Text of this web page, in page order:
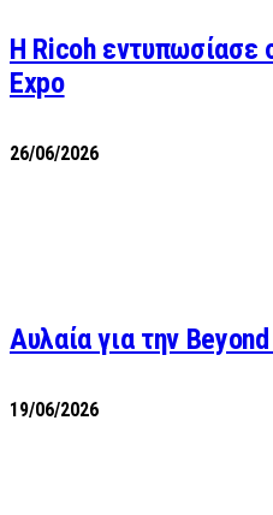
Η Ricoh εντυπωσίασε
Expo
26/06/2026
Αυλαία για την
19/06/2026